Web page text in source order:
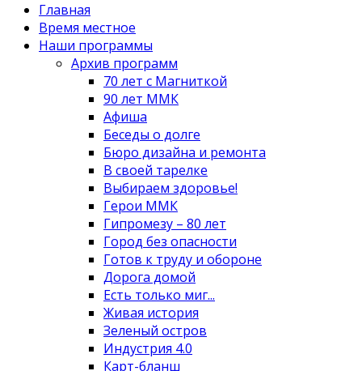
Главная
Время местное
Наши программы
Архив программ
70 лет с Магниткой
90 лет ММК
Афиша
Беседы о долге
Бюро дизайна и ремонта
В своей тарелке
Выбираем здоровье!
Герои ММК
Гипромезу – 80 лет
Город без опасности
Готов к труду и обороне
Дорога домой
Есть только миг...
Живая история
Зеленый остров
Индустрия 4.0
Карт-бланш